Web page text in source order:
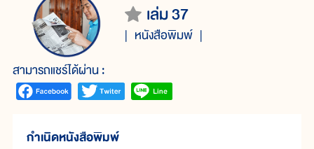
เล่ม 37
หนังสือพิมพ์
สามารถแชร์ได้ผ่าน :
กำเนิดหนังสือพิมพ์